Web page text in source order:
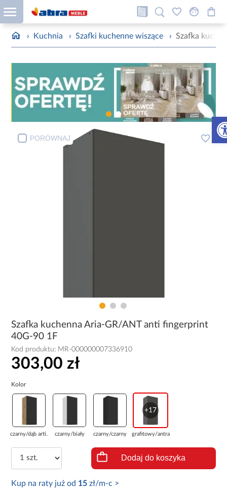
› Kuchnia › Szafki kuchenne wiszące › Szafka
PORÓWNAJ
Szafka kuchenna Aria-GR/ANT anti fingerprint
40G-90 1F
Kod produktu: MR-000000007336910
303,00 zł
Kolor
czarny/dąb arti... czarny/biały czarny/czarny
+17
grafitowy/antra...
Dodaj do koszyka
Kup na raty już od 15 zł/m-c >